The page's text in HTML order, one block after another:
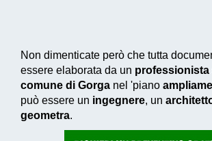
Non dimenticate però che tutta
essere elaborata da un professionista
comune di Gorga nel 'piano
può essere un ingegnere, un
geometra.